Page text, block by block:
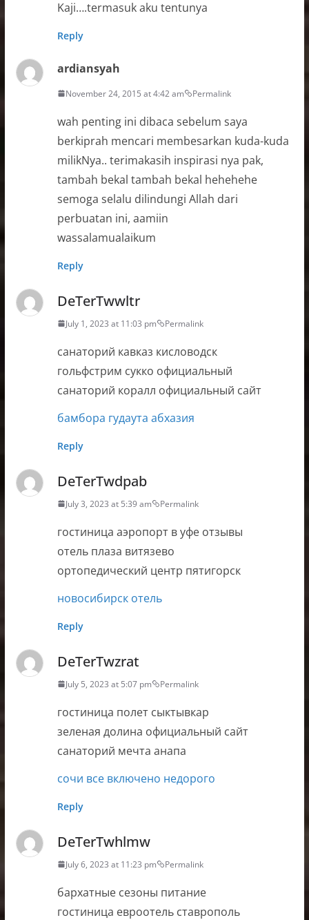
Kaji….termasuk aku tentunya
Reply
ardiansyah
November 24, 2015 at 4:42 am Permalink
wah penting ini dibaca sebelum saya
berkiprah mencari membesarkan kuda-kuda
milikNya.. terimakasih inspirasi nya pak,
tambah bekal tambah bekal hehehehe
semoga selalu dilindungi Allah dari
perbuatan ini, aamiin
wassalamualaikum
Reply
DeTerTwwltr
July 1, 2023 at 11:03 pm Permalink
санаторий кавказ кисловодск
гольфстрим сукко официальный
санаторий коралл официальный сайт
бамбора гудаута абхазия
Reply
DeTerTwdpab
July 3, 2023 at 5:39 am Permalink
гостиница аэропорт в уфе отзывы
отель плаза витязево
ортопедический центр пятигорск
новосибирск отель
Reply
DeTerTwzrat
July 5, 2023 at 5:07 pm Permalink
гостиница полет сыктывкар
зеленая долина официальный сайт
санаторий мечта анапа
сочи все включено недорого
Reply
DeTerTwhlmw
July 6, 2023 at 11:23 pm Permalink
бархатные сезоны питание
гостиница евроотель ставрополь